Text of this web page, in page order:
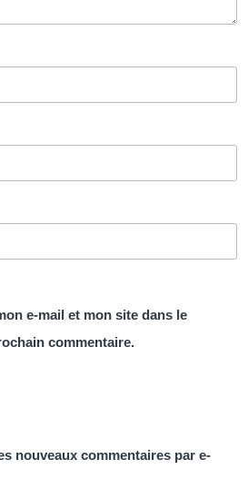
e-mail et mon site dans le
commentaire.
nouveaux commentaires par e-